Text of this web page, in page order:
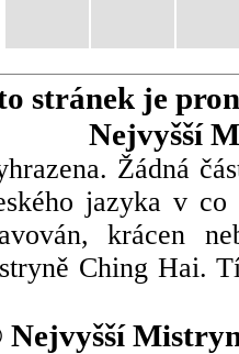
stránek je
Nejvyšší
Žádná
jazyka v
krácen
Ching Hai.
Nejvyšší